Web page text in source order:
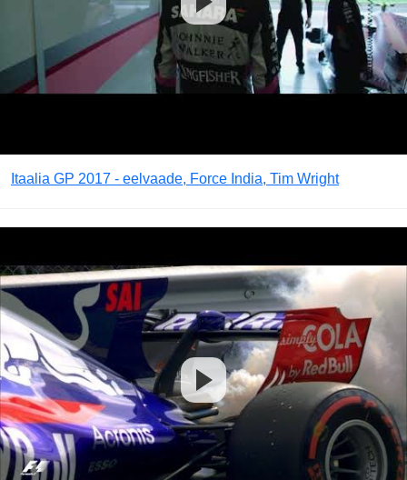
Itaalia GP 2017 - eelvaade, Force India, Tim Wright